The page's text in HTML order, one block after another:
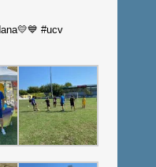
#ucv